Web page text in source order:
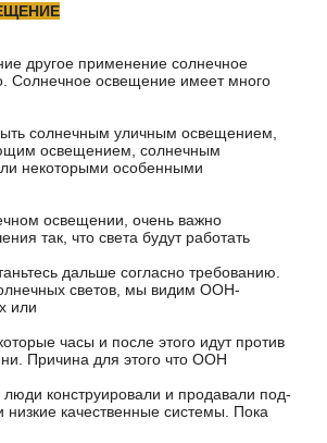
другое применение солнечное
Солнечное освещение имеет много
солнечным уличным освещением,
освещением, солнечным
некоторыми особенными
освещении, очень важно
так, что света будут работать
дальше согласно требованию.
светов, мы видим ООН-
или
часы и после этого идут против
Причина для этого что ООН
конструировали и продавали под-
низкие качественные системы. Пока